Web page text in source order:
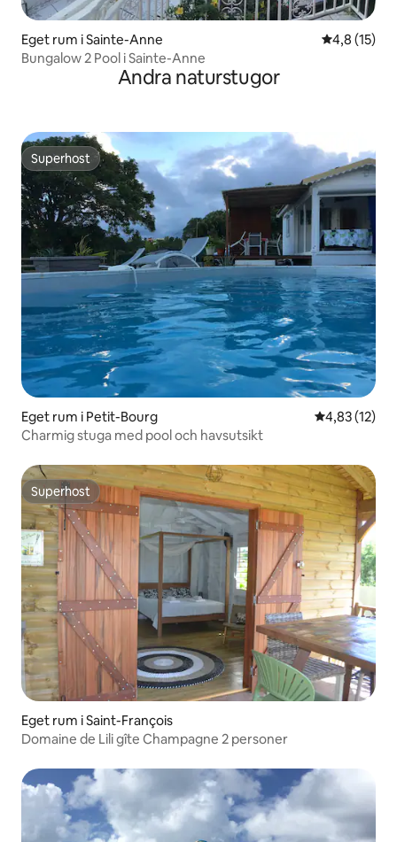
Eget rum i Sainte-Anne 4,8 av 5 i
4,8 (15)
Bungalow 2 Pool i Sainte-Anne
Andra naturstugor
Superhost
Superhost
Eget rum i Petit-Bourg 4,83 av 5 i
4,83 (12)
Charmig stuga med pool och havsutsikt
Superhost
Superhost
Eget rum i Saint-François
Domaine de Lili gîte Champagne 2 personer